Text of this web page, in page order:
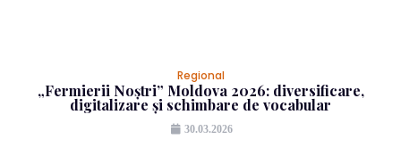
Regional
„Fermierii Noștri” Moldova 2026: diversificare,
digitalizare și schimbare de vocabular
30.03.2026